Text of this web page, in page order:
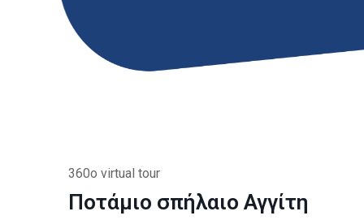
360o virtual tour
Ποτάμιο σπήλαιο Αγγίτη